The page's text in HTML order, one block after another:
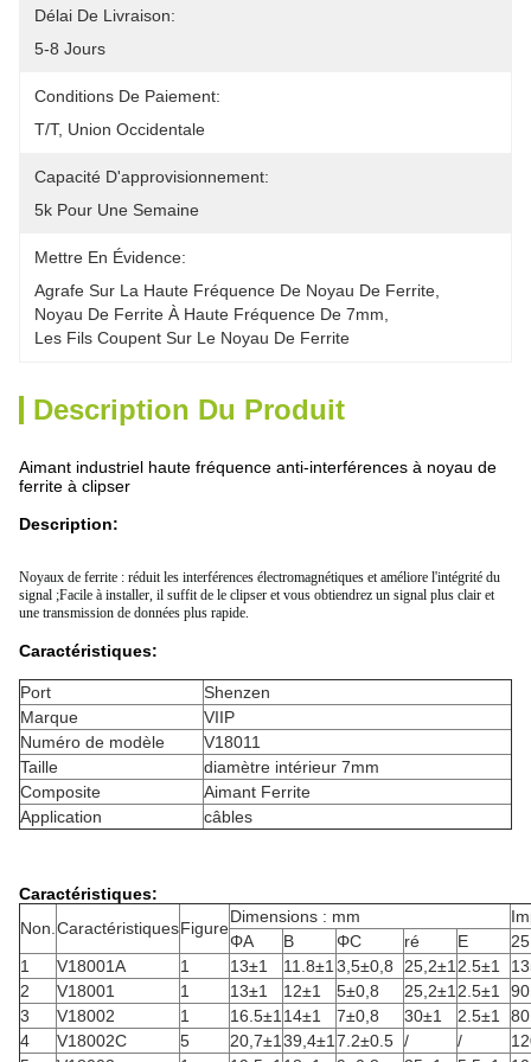
Délai De Livraison:
5-8 Jours
Conditions De Paiement:
T/T, Union Occidentale
Capacité D'approvisionnement:
5k Pour Une Semaine
Mettre En Évidence:
Agrafe Sur La Haute Fréquence De Noyau De Ferrite
Noyau De Ferrite À Haute Fréquence De 7mm
Les Fils Coupent Sur Le Noyau De Ferrite
Description Du Produit
Aimant industriel haute fréquence anti-interférences à noyau de
ferrite à clipser
Description:
Noyaux de ferrite : réduit les interférences électromagnétiques et améliore l'intégrité du
signal ;Facile à installer, il suffit de le clipser et vous obtiendrez un signal plus clair et
une transmission de données plus rapide.
Caractéristiques:
Port
Shenzen
Marque
VIIP
Numéro de modèle
V18011
Taille
diamètre intérieur 7mm
Composite
Aimant Ferrite
Application
câbles
Caractéristiques:
Non. CaractéristiquesFigure
Dimensions : mm
ΦA
B ΦC ré E
1
V18001A 1 13±1 11.8±1 3,5±0,8 25,2±1 2.5±1
2
V18001 1 13±1 12±1 5±0,8 25,2±1 2.5±1
90
3
V18002 1 16.5±1 14±1 7±0,8 30±1 2.5±1
80
4
V18002C 5 20,7±1 39,4±1 7.2±0.5 / /